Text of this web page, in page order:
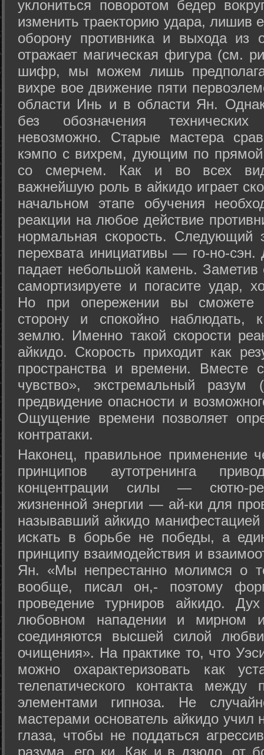
уклониться поворотом бедер
изменить траекторию удара, лишив
оборону противника и выхода из
отражает магическая фигура (см.
шифр, мы можем лишь
вихре вое движение пяти
области Инь и в области Ян.
без обозначения
невозможно. Старые мастера
кэмпо с вихрем, дующим по
со смерчем. Как и во всех
важнейшую роль в айкидо играет
начальном этапе обучения
реакции на любое действие
нормальная скорость.
перехвата инициативы — го-но-
падает небольшой камень.
самортизируете и погасите удар,
Но при опережении вы сможете
сторону и спокойно наблюдать,
землю. Именно такой скорости
айкидо. Скорость приходит как
пространства и времени. Вместе
чувство», экстремальный разум
предвидение опасности и
Ощущение времени позволяет
контратаки.
Наконец, правильное применение
принципов аутотренинга
концентрации силы — сютю-
жизненной энергии — ай-ки для
называвший айкидо
искать в борьбе не победы, а
принципу взаимодействия и
Ян. «Мы непрестанно молимся о
вообще, писал он,- поэтому
проведение турниров айкидо.
любовном нападении и мирном
соединяются высшей силой
очищения». На практике то, что
можно охарактеризовать как
телепатического контакта между
элементами гипноза. Не
мастерами основатель айкидо учил
глаза, чтобы не поддаться
разума, его ки. Как и в дзюдо, от